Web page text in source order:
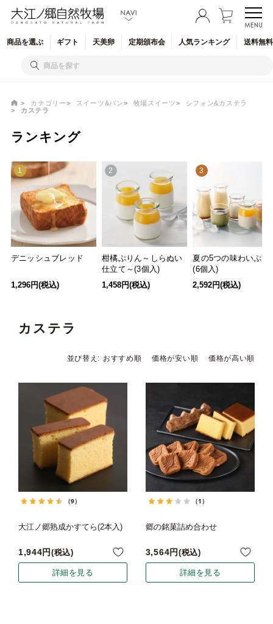
商品を選ぶ ギフト 天美卵 定期頒布会 人気ランキング 送料無
カテゴリー スイーツ&パン 牧場スイーツ
シフォン&カステラ
カステラ
ランキング
1
デニッシュブレッド
1,296円(税込)
2
柑橘ぷりん～しらぬい
仕立て～(3個入)
1,458円(税込)
3
夏の5つの味わいぷり
(6個入)
2,592円(税込)
カステラ
並び替え おすすめ順 価格が安い順 価格が高い順
（9）
大江ノ郷熟成かすてら(2本入)
1,944 税込
詳細を見る
（1）
郷の銘菓詰め合わせ
3,564 税込
詳細を見る